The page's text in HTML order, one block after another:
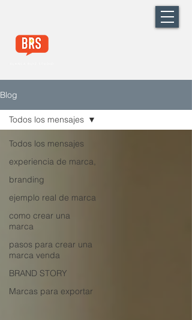
Blog
Todos los mensajes
experiencia de marca,
branding
ejemplo real de marca
como crear una
marca
pasos para crear una
marca venda
BRAND STORY
Marcas para exportar
Todos los mensajes